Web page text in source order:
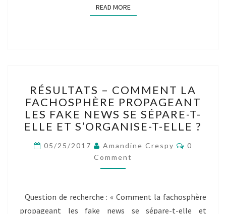
READ MOREREAD MORE
–
COMMENT
LA
FACHOSPHÈRE
LES
FAKE
NEWS
T-
RÉSULTATS – COMMENT LA
FACHOSPHÈRE PROPAGEANT
LES FAKE NEWS SE SÉPARE-T-
ELLE ET S’ORGANISE-T-ELLE ?
05/25/2017 Amandine Crespy
0
Comment
Question de recherche : « Comment la fachosphère
propageant les fake news se sépare-t-elle et